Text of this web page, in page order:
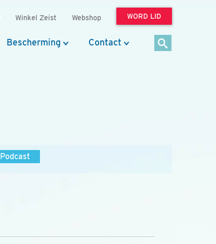
Winkel Zeist Webshop WORD LID
Bescherming Contact
Podcast